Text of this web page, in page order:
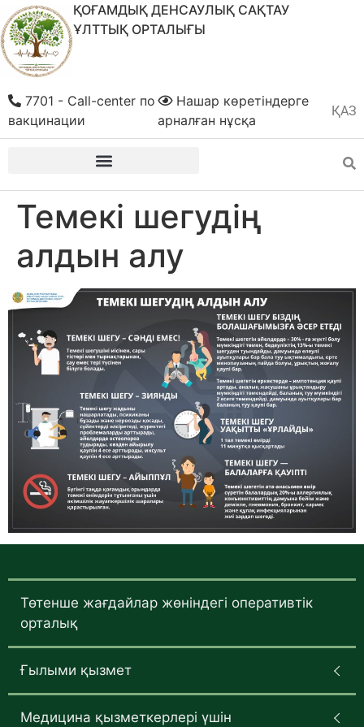
ҚОҒАМДЫҚ ДЕНСАУЛЫҚ САҚТАУ
ҰЛТТЫҚ ОРТАЛЫҒЫ
ҚАЗ
РУС
Нашар көретіндерге
арналған нұсқа
7701 - Call-center по
вакцинации
Темекі шегудің
алдын алу
Төтенше жағдайлар жөніндегі оперативтік
орталық
Ғылыми қызмет
Медицина қызметкерлері үшін